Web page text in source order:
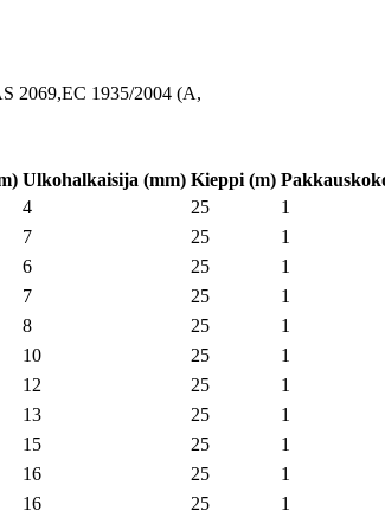
2069,EC 1935/2004 (A,
Ulkohalkaisija (mm) Kieppi (m)
4 25
1
7 25
1
6 25
1
7 25
1
8 25
1
10 25
1
12 25
1
13 25
1
15 25
1
16 25
1
16 25
1